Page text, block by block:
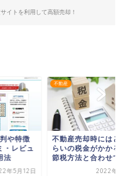
イトを利用して高額売却！
や特徴
・レビュ
法
年5月12日
不動産
不動産売却時にはど
らいの税金がかかる
節税方法と合わせて
2022年4